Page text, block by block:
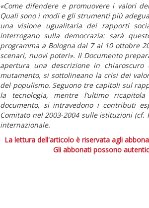
«Come difendere e promuovere i valori
Quali sono i modi e gli strumenti più
una visione ugualitaria dei rapporti
interrogano sulla democrazia: sarà
programma a Bologna dal 7 al 10 ottobre
scenari, nuovi poteri». Il Documento
apertura una descrizione in
mutamento, si sottolineano la crisi dei
del populismo. Seguono tre capitoli sul
la tecnologia, mentre l’ultimo
documento, si intravedono i contributi
Comitato nel 2003-2004 sulle istituzioni (cf.
internazionale.
La lettura dell'articolo è riservata agli
Gli abbonati possono